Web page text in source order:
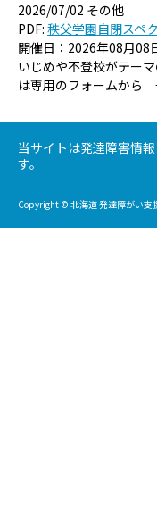
2026/07/02 その他
PDF: 秩父学園自閉スペ
開催日：2026年08月08
いじめや不登校がテー
は専用のフォームか
当サイトは発達障害情
す。
Copyright © 北海道 発達障がい支